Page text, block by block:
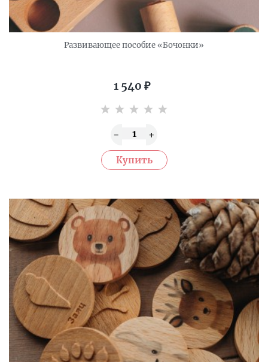
Развивающее пособие «Бочонки»
1 540 ₽